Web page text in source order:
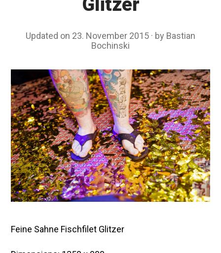
Updated on 23. November 2015 2
o
v
e
m
b
e
r
2
0
1
5
by Bastian
Bochinski
Feine Sahne Fischfilet Glitzer